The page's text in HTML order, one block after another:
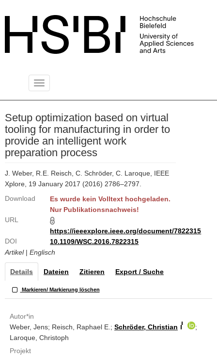
Toggle
Setup optimization based on virtual
tooling for manufacturing in order to
provide an intelligent work
preparation process
J. Weber, R.E. Reisch, C. Schröder, C. Laroque, IEEE
Xplore, 19 January 2017 (2016) 2786–2797.
Download
Es wurde kein Volltext hochgeladen.
Nur Publikationsnachweis!
URL
https://ieeexplore.ieee.org/document/7822315
DOI
10.1109/WSC.2016.7822315
Artikel| Englisch
Details Dateien Zitieren Export / Suche
Markieren/ Markierung löschen
Autor*in
Weber, Jens; Reisch, Raphael E.; Schröder, Christian
;
Laroque, Christoph
Projekt